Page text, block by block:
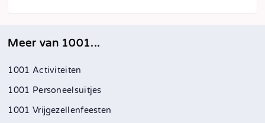
Meer van 1001...
1001 Activiteiten
1001 Personeelsuitjes
1001 Vrijgezellenfeesten